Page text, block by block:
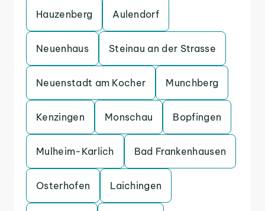
Hauzenberg Aulendorf
Neuenhaus Steinau an der Strasse
Neuenstadt am Kocher Munchberg
Kenzingen Monschau Bopfingen
Mulheim-Karlich Bad Frankenhausen
Osterhofen Laichingen